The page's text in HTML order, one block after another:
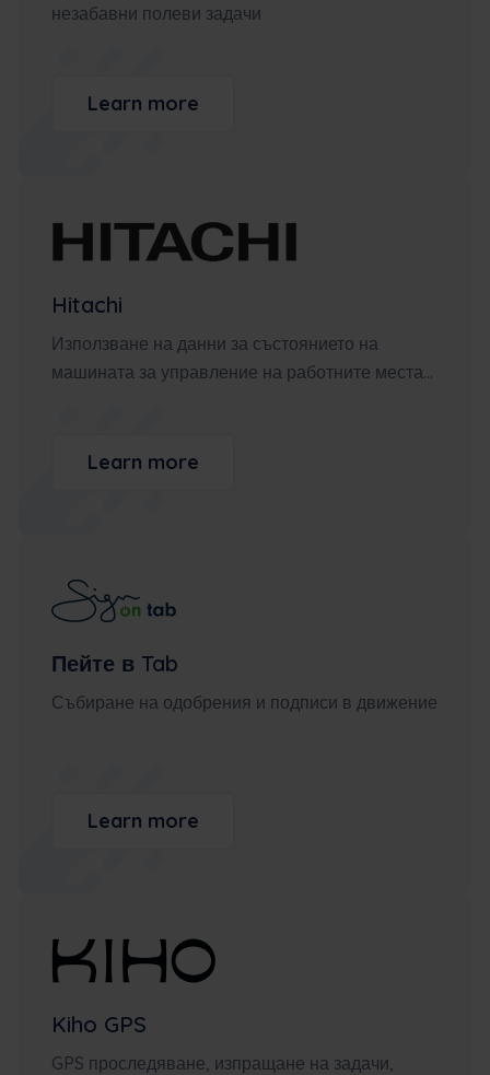
незабавни полеви задачи
Learn more
Hitachi
Използване на данни за състоянието на
машината за управление на работните места...
Learn more
Пейте в Tab
Събиране на одобрения и подписи в движение
Learn more
Kiho GPS
GPS проследяване, изпращане на задачи,